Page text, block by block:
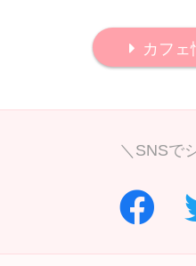
カフェ
＼SNSで